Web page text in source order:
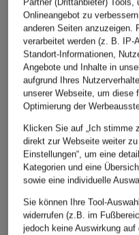
Partner (Drittanbieter)
Onlineangebot zu
anderen Seiten anzuzeigen.
verarbeitet werden (z. B. IP-
Standort-Informationen,
Angebote und Inhalte in
aufgrund Ihres
unserer Webseite, um diese
Optimierung der
Klicken Sie auf „Ich stimme
direkt zur Webseite weiter
Einstellungen“, um eine
Kategorien und eine
sowie eine individuelle
Sie können Ihre Tool-
widerrufen (z.B. im
jedoch keine Auswirkung auf